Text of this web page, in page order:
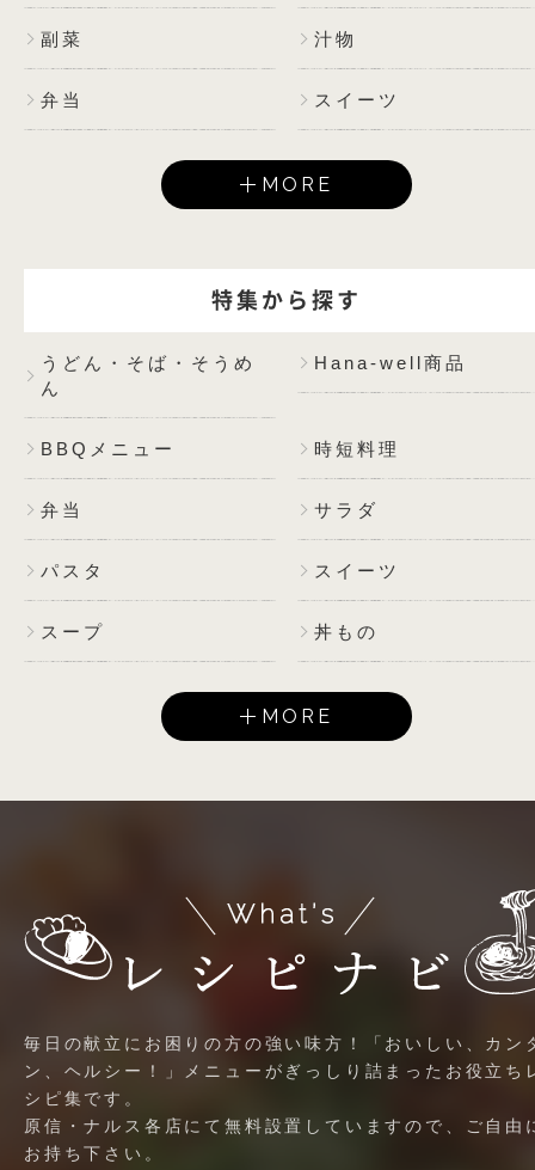
副菜 汁物
弁当 スイーツ
MORE
特集から探す
うどん・そば・そうめ
ん
Hana-well商品
BBQメニュー 時短料理
弁当 サラダ
パスタ スイーツ
スープ 丼もの
MORE
毎日の献立にお困りの方の強い味方！「おいしい、カン
ン、ヘルシー！」メニューがぎっしり詰まったお役立ち
シピ集です。
原信・ナルス各店にて無料設置していますので、ご自由
お持ち下さい。